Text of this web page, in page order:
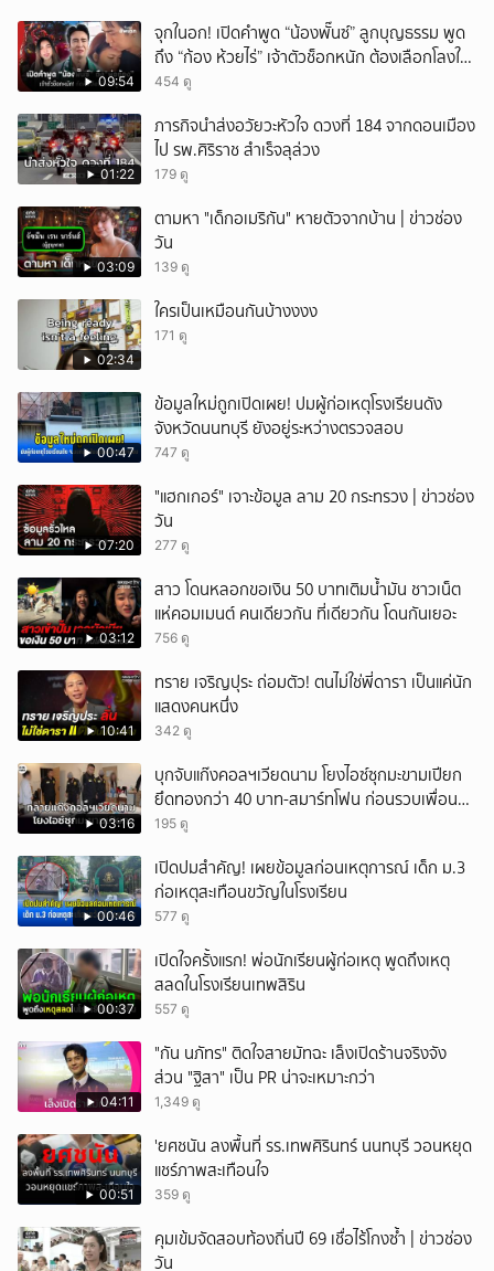
09:54
จุกในอก! เปิดคำพูด “น้องพั๊นซ์” ลูกบุญธรรม พูด
ถึง “ก้อง ห้วยไร่” เจ้าตัวช็อกหนัก ต้องเลือกโลงให้
ลูก!
454 ดู
01:22
ภารกิจนำส่งอวัยวะหัวใจ ดวงที่ 184 จากดอนเมือง
ไป รพ.ศิริราช สำเร็จลุล่วง
179 ดู
03:09
ตามหา "เด็กอเมริกัน" หายตัวจากบ้าน | ข่าวช่อง
วัน
139 ดู
02:34
ใครเป็นเหมือนกันบ้างงงง
171 ดู
00:47
ข้อมูลใหม่ถูกเปิดเผย! ปมผู้ก่อเหตุโรงเรียนดัง
จังหวัดนนทบุรี ยังอยู่ระหว่างตรวจสอบ
747 ดู
07:20
"แฮกเกอร์" เจาะข้อมูล ลาม 20 กระทรวง | ข่าวช่อง
วัน
277 ดู
03:12
สาว โดนหลอกขอเงิน 50 บาทเติมน้ำมัน ชาวเน็ต
แห่คอมเมนต์ คนเดียวกัน ที่เดียวกัน โดนกันเยอะ
756 ดู
10:41
ทราย เจริญปุระ ถ่อมตัว! ตนไม่ใช่พี่ดารา เป็นแค่นัก
แสดงคนหนึ่ง
342 ดู
03:16
บุกจับแก๊งคอลฯเวียดนาม โยงไอซ์ซุกมะขามเปียก
ยึดทองกว่า 40 บาท-สมาร์ทโฟน ก่อนรวบเพื่อน
ร่วมทีมหอบเงิน 1.5 แสนติดสินบนคาโรงพัก
195 ดู
00:46
เปิดปมสำคัญ! เผยข้อมูลก่อนเหตุการณ์ เด็ก ม.3
ก่อเหตุสะเทือนขวัญในโรงเรียน
577 ดู
00:37
เปิดใจครั้งแรก! พ่อนักเรียนผู้ก่อเหตุ พูดถึงเหตุ
สลดในโรงเรียนเทพสิริน
557 ดู
04:11
"กัน นภัทร" ติดใจสายมัทฉะ เล็งเปิดร้านจริงจัง
ส่วน "ฐิสา" เป็น PR น่าจะเหมาะกว่า
1,349 ดู
00:51
'ยศชนัน ลงพื้นที่ รร.เทพศิรินทร์ นนทบุรี วอนหยุด
แชร์ภาพสะเทือนใจ
359 ดู
คุมเข้มจัดสอบท้องถิ่นปี 69 เชื่อไร้โกงซ้ำ | ข่าวช่อง
วัน